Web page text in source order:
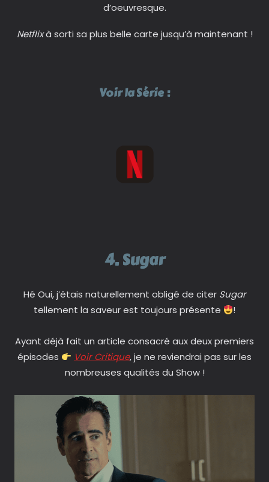
d’oeuvresque.
Netflixà sorti sa plus belle carte jusqu’à maintenant !
Voir la Série :
4. Sugar
Hé Oui, j’étais naturellement obligé de citer Sugar
tellement la saveur est toujours présente
!
Ayant déjà fait un article consacré aux deux premiers
épisodes
Voir Critique, je ne reviendrai pas sur les
nombreuses qualités du Show !